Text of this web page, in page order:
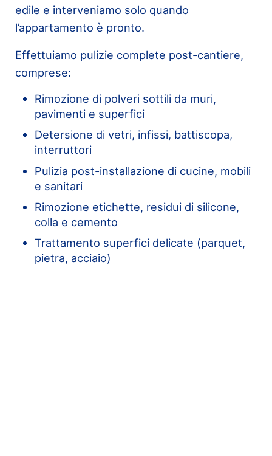
edile e interveniamo solo quando
l’appartamento è pronto.
Effettuiamo pulizie complete post-cantiere,
comprese:
Rimozione di polveri sottili da muri,
pavimenti e superfici
Detersione di vetri, infissi, battiscopa,
interruttori
Pulizia post-installazione di cucine, mobili
e sanitari
Rimozione etichette, residui di silicone,
colla e cemento
Trattamento superfici delicate (parquet,
pietra, acciaio)